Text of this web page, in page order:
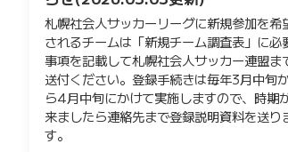
札幌社会人サッカーリーグに新規参加を希
されるチームは「新規チーム調査表」に必
事項を記載して札幌社会人サッカー連盟ま
送付ください。登録手続きは毎年3月中旬
ら4月中旬にかけて実施しますので、時期
来ましたら連絡先まで登録説明資料を送り
す。